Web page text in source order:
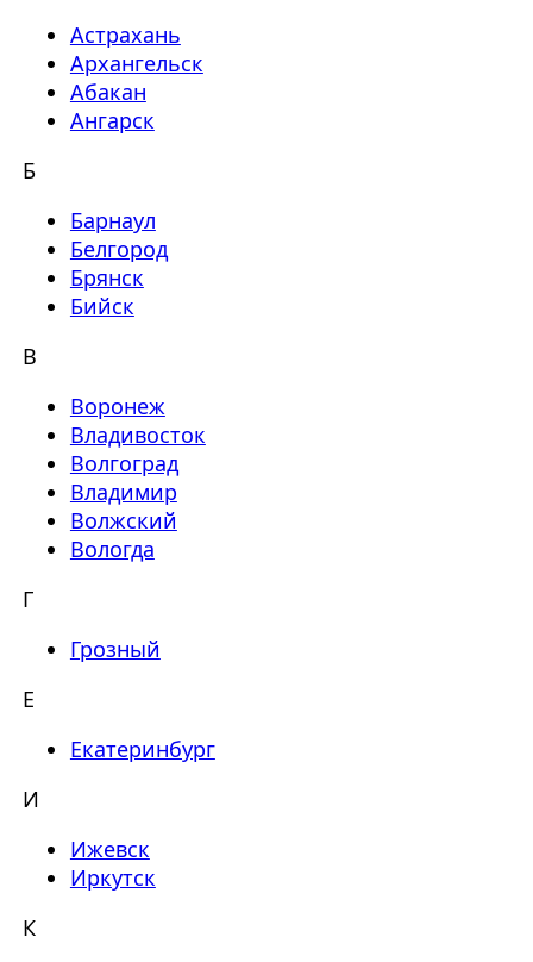
Астрахань
Архангельск
Абакан
Ангарск
Б
Барнаул
Белгород
Брянск
Бийск
В
Воронеж
Владивосток
Волгоград
Владимир
Волжский
Вологда
Г
Грозный
Е
Екатеринбург
И
Ижевск
Иркутск
К